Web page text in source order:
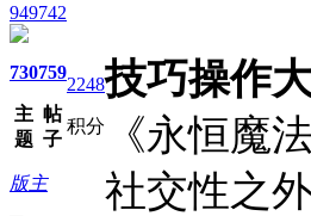
949742
730
主
题
759
帖
子
2248
积分
版主
技巧操作
《永恒魔
社交性之